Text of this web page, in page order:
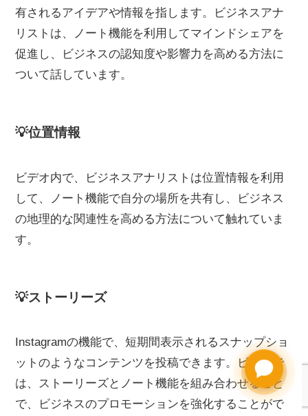
有されるアイデアや情報を指します。ビジネスアナ
リストは、ノート機能を利用してマインドシェアを
促進し、ビジネスの認知度や影響力を高める方法に
ついて話しています。
💡位置情報
ビデオ内で、ビジネスアナリストは位置情報を利用
して、ノート機能で自分の場所を共有し、ビジネス
の地理的な関連性を高める方法について触れていま
す。
💡ストーリーズ
Instagramの機能で、短期間表示されるスナップショ
ットのようなコンテンツを投稿できます。ビデオで
は、ストーリーズとノート機能を組み合わせること
で、ビジネスのプロモーションを強化することがで